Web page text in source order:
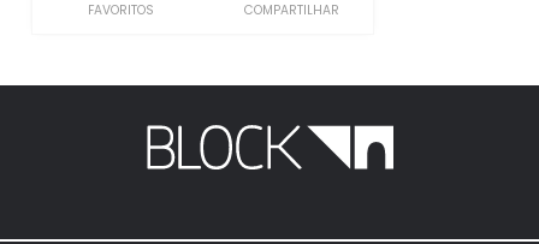
FAVORITOS COMPARTILHAR